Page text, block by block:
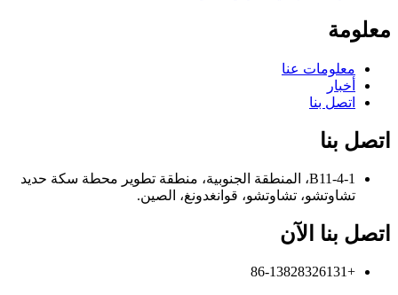
معلومة
معلومات عنا
أخبار
اتصل بنا
اتصل بنا
B11-4-1، المنطقة الجنوبية، منطقة تطوير محطة سكة حديد
تشاوتشو، تشاوتشو، قوانغدونغ، الصين.
اتصل بنا الآن
+86-13828326131